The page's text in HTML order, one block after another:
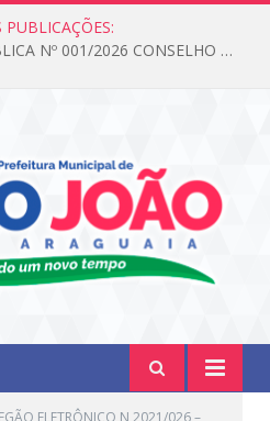
EDITAL DE CHAMADA PÚBLICA Nº 001/2026 CONSELHO DOS DIREITOS DA CRIANÇA E DO ADOLESCENTE